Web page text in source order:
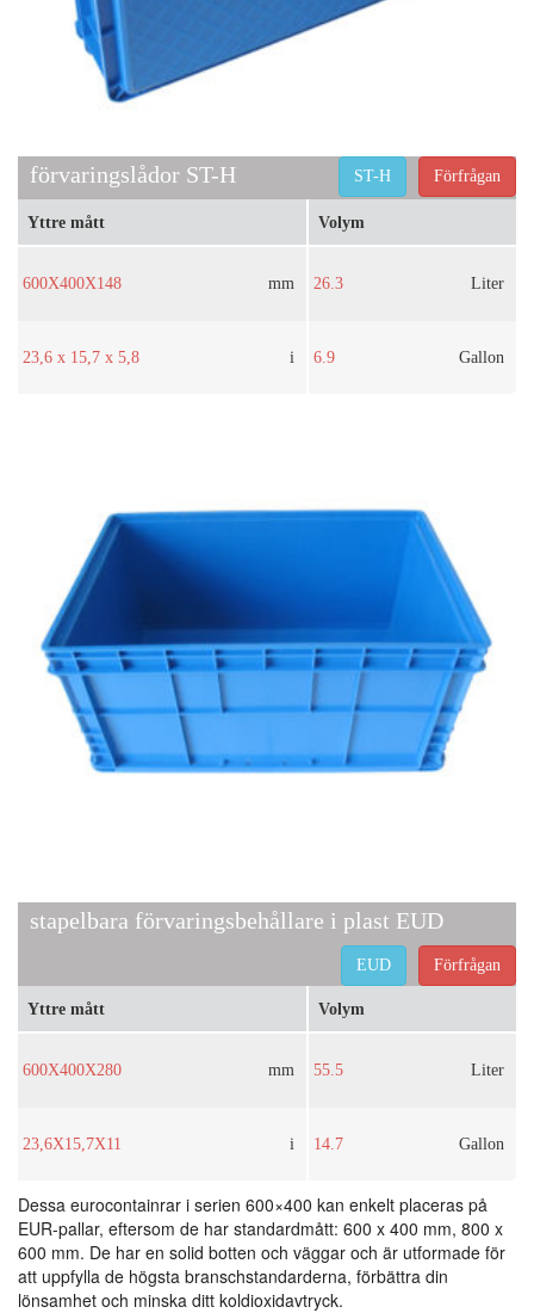
förvaringslådor ST-H Förfrågan
ST-H
Yttre mått
600X400X148 mm
23,6 x 15,7 x 5,8 i
Volym
26.3 Liter
6.9 Gallon
stapelbara förvaringsbehållare i plast EUD
Förfrågan
EUD
Yttre mått
600X400X280 mm
23,6X15,7X11 i
Volym
55.5 Liter
14.7 Gallon
Dessa eurocontainrar i serien 600×400 kan enkelt placeras på
EUR-pallar, eftersom de har standardmått: 600 x 400 mm, 800 x
600 mm. De har en solid botten och väggar och är utformade för
att uppfylla de högsta branschstandarderna, förbättra din
lönsamhet och minska ditt koldioxidavtryck.